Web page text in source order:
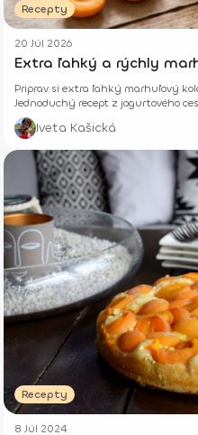
Recepty
20 Júl 2026
Extra ľahký a rýchly
Priprav si extra ľahký marhuľový
Jednoduchý recept z jogurtového
z pár surovín.
Iveta Kašická
Recepty
8 Júl 2024